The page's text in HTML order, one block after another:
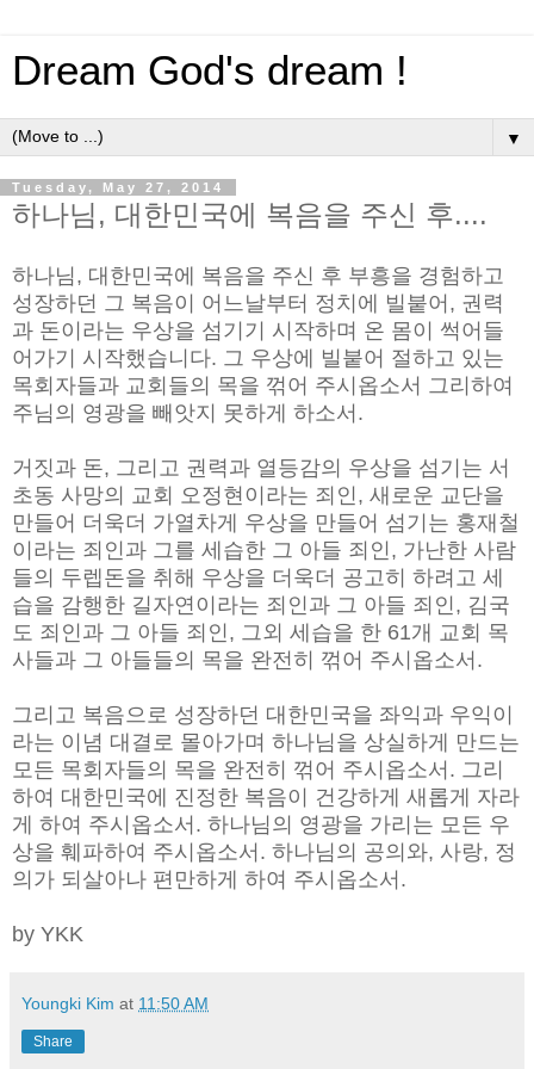
Dream God's dream !
▼
Tuesday, May 27, 2014
하나님, 대한민국에 복음을 주신 후....
하나님, 대한민국에 복음을 주신 후 부흥을 경험하고
성장하던 그 복음이 어느날부터 정치에 빌붙어, 권력
과 돈이라는 우상을 섬기기 시작하며 온 몸이 썩어들
어가기 시작했습니다. 그 우상에 빌붙어 절하고 있는
목회자들과 교회들의 목을 꺾어 주시옵소서 그리하여
주님의 영광을 빼앗지 못하게 하소서.
거짓과 돈, 그리고 권력과 열등감의 우상을 섬기는 서
초동 사망의 교회 오정현이라는 죄인, 새로운 교단을
만들어 더욱더 가열차게 우상을 만들어 섬기는 홍재철
이라는 죄인과 그를 세습한 그 아들 죄인, 가난한 사람
들의 두렙돈을 취해 우상을 더욱더 공고히 하려고 세
습을 감행한 길자연이라는 죄인과 그 아들 죄인, 김국
도 죄인과 그 아들 죄인, 그외 세습을 한 61개 교회 목
사들과 그 아들들의 목을 완전히 꺾어 주시옵소서.
그리고 복음으로 성장하던 대한민국을 좌익과 우익이
라는 이념 대결로 몰아가며 하나님을 상실하게 만드는
모든 목회자들의 목을 완전히 꺾어 주시옵소서. 그리
하여 대한민국에 진정한 복음이 건강하게 새롭게 자라
게 하여 주시옵소서. 하나님의 영광을 가리는 모든 우
상을 훼파하여 주시옵소서. 하나님의 공의와, 사랑, 정
의가 되살아나 편만하게 하여 주시옵소서.
by YKK
Youngki Kim at 11:50 AM
Share